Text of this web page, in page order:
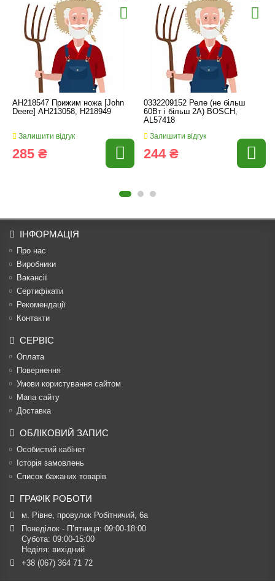
AH218547 Прижим ножа [John
Deere] AH213058, H218949
Залишити відгук
285 ₴
0332209152 Реле (не більш
60Вт і більш 2А) BOSCH,
AL57418
Залишити відгук
244 ₴
ІНФОРМАЦІЯ
Про нас
Виробники
Вакансії
Сертифікати
Рекомендації
Контакти
СЕРВІС
Оплата
Повернення
Умови користування сайтом
Мапа сайту
Доставка
ОБЛІКОВИЙ ЗАПИС
Особистий кабінет
Історія замовлень
Список бажаних товарів
ГРАФІК РОБОТИ
м. Рівне, провулок Робітничий, 6а
Понеділок - П’ятниця: 09:00-18:00
Субота: 09:00-15:00
Неділя: вихідний
+38 (067) 364 71 72